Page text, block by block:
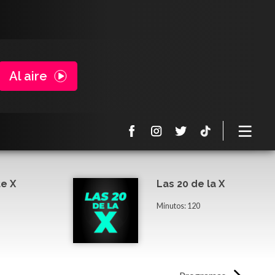
Al aire
X Las 20 de la X
Minutos: 120